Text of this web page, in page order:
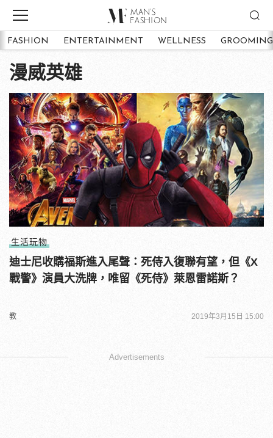
FASHION ENTERTAINMENT WELLNESS GROOMING
漫威英雄
生活玩物
迪士尼收購福斯進入尾聲：死侍入復聯有望，但《X
戰警》演員大洗牌，唯留《死侍》萊恩雷諾斯？
教 2019年3月15日 15:00
Advertisements